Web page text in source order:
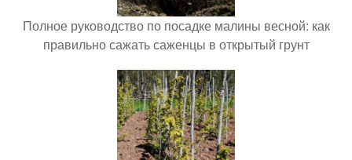
Полное руководство по посадке малины весной: как
правильно сажать саженцы в открытый грунт